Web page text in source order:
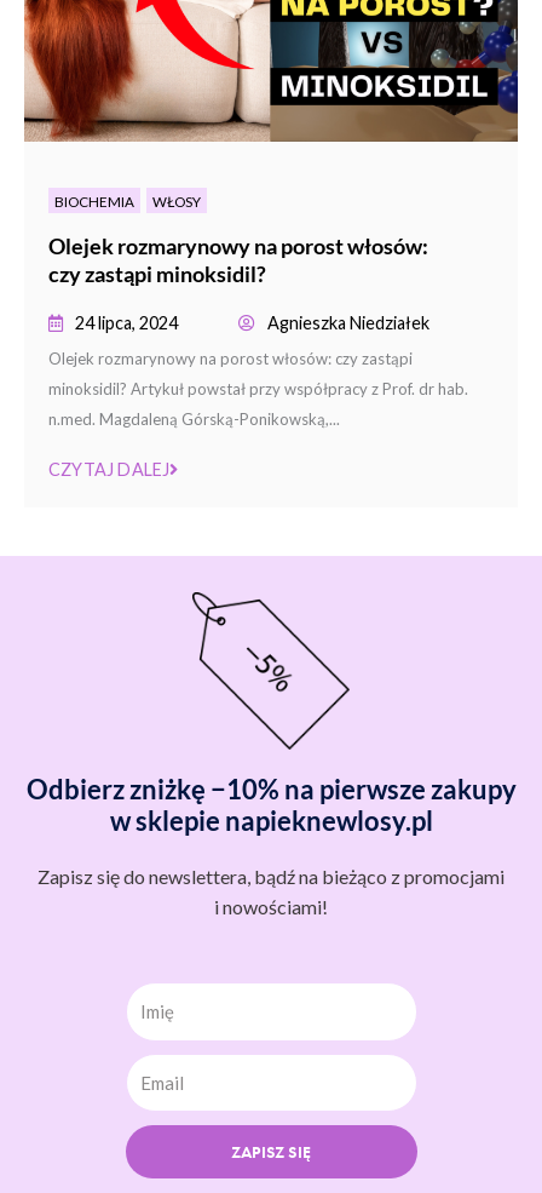
BIOCHEMIA WŁOSY
Olejek rozmarynowy na porost włosów:
czy zastąpi minoksidil?
24 lipca, 2024 Agnieszka Niedziałek
Olejek rozmarynowy na porost włosów: czy zastąpi
minoksidil? Artykuł powstał przy współpracy z Prof. dr hab.
n.med. Magdaleną Górską-Ponikowską,...
CZYTAJ DALEJ
Odbierz zniżkę −10% na pierwsze zakupy
w sklepie napieknewlosy.pl
Zapisz się do newslettera, bądź na bieżąco z promocjami
i nowościami!
Imię
ZAPISZ SIĘ